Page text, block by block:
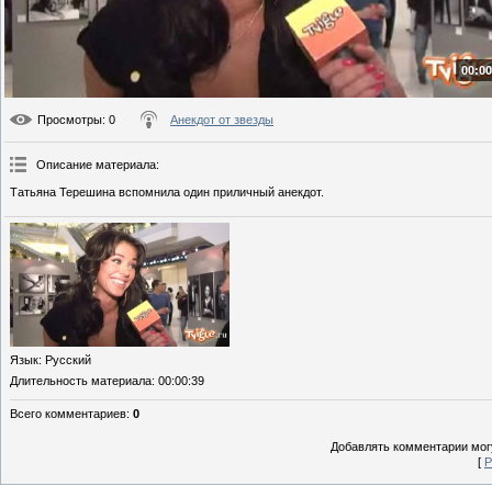
Просмотры: 0 Анекдот от звезды
Описание материала:
Татьяна Терешина вспомнила один приличный анекдот.
Язык: Русский
Длительность материала: 00:00:39
Всего комментариев: 0
Добавлять комментарии
[